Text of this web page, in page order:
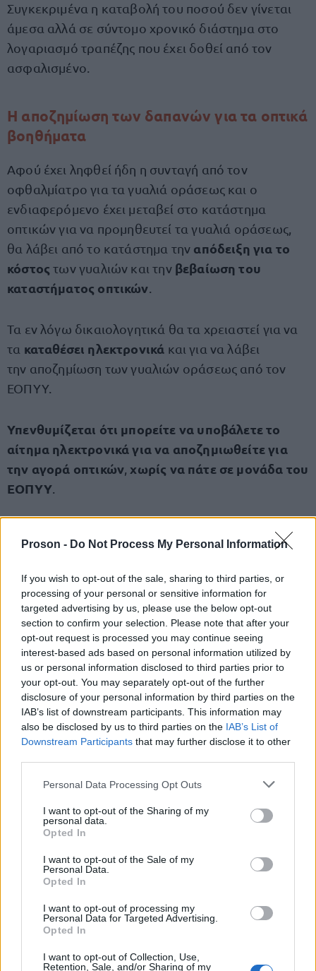
Proson - Do Not Process My Personal Information
If you wish to opt-out of the sale, sharing to third parties, or
processing of your personal or sensitive information for
targeted advertising by us, please use the below opt-out
section to confirm your selection. Please note that after your
opt-out request is processed you may continue seeing
interest-based ads based on personal information utilized by
us or personal information disclosed to third parties prior to
your opt-out. You may separately opt-out of the further
disclosure of your personal information by third parties on the
IAB’s list of downstream participants. This information may
also be disclosed by us to third parties on the IAB’s List of
Downstream Participants that may further disclose it to other
Please note that this website/app uses one or more Google
not limited to your visit or usage behaviour. You may click to
grant or deny consent to Google and its third-party tags to
use your data for below specified purposes in below Google
consent section.
Personal Data Processing Opt Outs
I want to opt-out of the Sharing of my
personal data.
Opted In
I want to opt-out of the Sale of my
Personal Data.
Opted In
I want to opt-out of processing my
Personal Data for Targeted Advertising.
Opted In
I want to opt-out of Collection, Use,
Retention, Sale, and/or Sharing of my
Συγκεκριμένα η καταβολή του ποσού δεν γίνεται
άμεσα αλλά σε σύντομο χρονικό διάστημα στο
λογαριασμό τραπέζης που έχει δοθεί από τον
ασφαλισμένο.
Η αποζημίωση των δαπανών για τα οπτικά
βοηθήματα
Αφού έχει ληφθεί ήδη η συνταγή από τον
οφθαλμίατρο για τα γυαλιά οράσεως και ο
ενδιαφερόμενο έχει μεταβεί στο κατάστημα
οπτικών για να προμηθευτεί τα γυαλιά οράσεως,
θα λάβει από το κατάστημα την απόδειξη για το
κόστος των γυαλιών και την βεβαίωση του
καταστήματος οπτικών
Τα εν λόγω δικαιολογητικά θα τα χρειαστεί για να
τα καταθέσει ηλεκτρονικά και για να λάβει
την αποζημίωση των γυαλιών οράσεως από τον
ΕΟΠΥΥ.
Υπενθυμίζεται ότι μπορείτε να υποβάλετε το
αίτημα ηλεκτρονικά για να αποζημιωθείτε για
την αγορά οπτικών χωρίς να πάτε σε μονάδα του
ΕΟΠΥΥ.
Τα απαραίτητα δικαιολογητικά για την
τους προσωπικούς σας κωδικούς πρόσβασης
στο Taxisnet
τον ΑΜΚΑτου προστατευόμενου μέλους
τα απαραίτητα δικαιολογητικά σε
ηλεκτρονική μορφή(σκαναρισμένα ή
φωτογραφία)
έναν έγκυρο και ενεργό αριθμό τραπεζικού
αποκλειστικός δικαιούχος ή συνδικαιούχους (1η
σελίδα βιβλιαρίου ή άλλο αποδεικτικό)
έναν λογαριασμό email
Μπορείτε να ακολουθήσετε τα βήματα της
διαδικασίας αναλυτικά αφότου εισέλθετε
υπηρεσίες του ΕΟΠΥΥ, στον